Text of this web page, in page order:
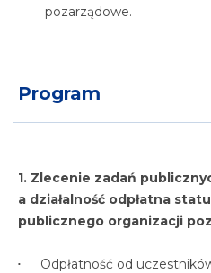
pozarządowe.
Program
1. Zlecenie zadań
a działalność odpłatna
publicznego organizacji
Odpłatność od